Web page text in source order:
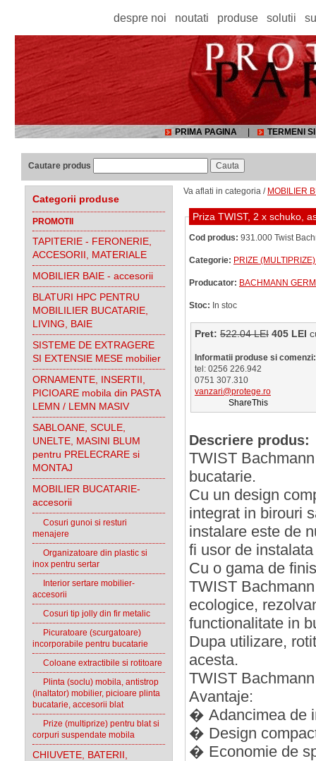
despre noi noutati produse solutii
PRIMA PAGINA TERMENI
Cautare produs
Categorii produse
PROMOTII
TAPITERIE - FERONERIE,
ACCESORII, MATERIALE
MOBILIER BAIE - accesorii
BLATURI HPC PENTRU
MOBILILIER BUCATARIE,
LIVING, BAIE
SISTEME DE EXTRAGERE
SI EXTENSIE MESE mobilier
ORNAMENTE, INSERTII,
PICIOARE mobila din PASTA
LEMN / LEMN MASIV
SABLOANE, SCULE,
UNELTE, MASINI BLUM
pentru PRELECRARE si
MONTAJ
MOBILIER BUCATARIE-
accesorii
Cosuri gunoi si resturi
menajere
Organizatoare din plastic si
inox pentru sertar
Interior sertare mobilier-
accesorii
Cosuri tip jolly din fir metalic
Picuratoare (scurgatoare)
incorporabile pentru bucatarie
Coloane extractibile si rotitoare
Plinta (soclu) mobila, antistrop
(inaltator) mobilier, picioare plinta
bucatarie, accesorii blat
Prize (multiprize) pentru blat si
corpuri suspendate mobila
CHIUVETE, BATERII,
Va aflati in categoria / MOBILIER
Priza TWIST, 2 x schuko,
Cod produs: 931.000 Twist
Categorie: PRIZE
Producator: BACHMANN
Stoc: In stoc
Pret: 522.04 LEI 405 LEI
Informatii produse si comenzi:
tel: 0256 226.942
0751 307.310
vanzari@protege.ro
ShareThis
Descriere produs:
TWIST
bucatarie.
Cu un design
integrat in birouri sau
instalare este de
fi usor de
Cu o gama de
TWIST
ecologice,
functionalitate in
Dupa utilizare,
acesta.
TWIST
Avantaje:
� Adancimea de
� Design
� Economie de